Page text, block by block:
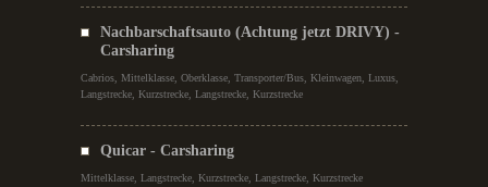
Nachbarschaftsauto (Achtung jetzt DRIVY) -
Carsharing
Cabrios, Mittelklasse, Oberklasse, Transporter/Bus, Kleinwagen, Luxus,
Langstrecke, Kurzstrecke, Langstrecke, Kurzstrecke
Quicar - Carsharing
Mittelklasse, Langstrecke, Kurzstrecke, Langstrecke, Kurzstrecke